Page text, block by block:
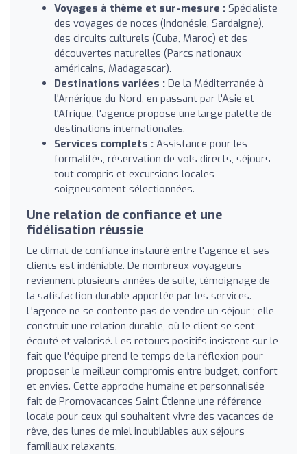
Voyages à thème et sur-mesure : Spécialiste
des voyages de noces (Indonésie, Sardaigne),
des circuits culturels (Cuba, Maroc) et des
découvertes naturelles (Parcs nationaux
américains, Madagascar).
Destinations variées : De la Méditerranée à
l'Amérique du Nord, en passant par l'Asie et
l'Afrique, l'agence propose une large palette de
destinations internationales.
Services complets : Assistance pour les
formalités, réservation de vols directs, séjours
tout compris et excursions locales
soigneusement sélectionnées.
Une relation de confiance et une
fidélisation réussie
Le climat de confiance instauré entre l'agence et ses
clients est indéniable. De nombreux voyageurs
reviennent plusieurs années de suite, témoignage de
la satisfaction durable apportée par les services.
L'agence ne se contente pas de vendre un séjour ; elle
construit une relation durable, où le client se sent
écouté et valorisé. Les retours positifs insistent sur le
fait que l'équipe prend le temps de la réflexion pour
proposer le meilleur compromis entre budget, confort
et envies. Cette approche humaine et personnalisée
fait de Promovacances Saint Étienne une référence
locale pour ceux qui souhaitent vivre des vacances de
rêve, des lunes de miel inoubliables aux séjours
familiaux relaxants.